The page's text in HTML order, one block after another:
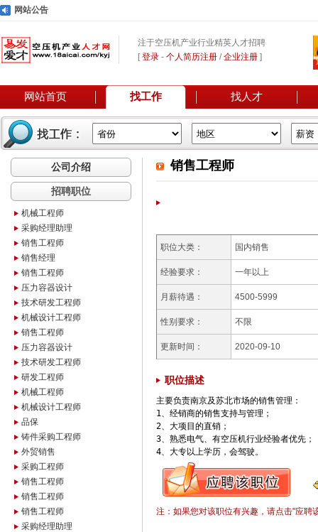
网站公告
注于空压机产业行业精英人才招聘
[登录 - 个人简历注册 /企业注册 ]
网站首页 找工作 找人才
公司介绍
招聘职位
机械工程师
采购经理助理
销售工程师
销售经理
销售工程师
压力容器设计
技术研发工程师
机械设计工程师
销售工程师
压力容器设计
技术研发工程师
研发工程师
机械工程师
机械设计工程师
品保
铸件采购工程师
外贸销售
采购工程师
销售工程师
销售工程师
销售工程师
采购经理助理
销售工程师
职位大类： 国内销售
经验要求： 一年以上
月薪待遇： 4500-5999
性别要求： 不限
更新时间： 2020-09-10
职位描述
主要负责南京及苏北市场的销售管理：
1、经销商的销售支持与管理；
2、大项目的直销；
3、熟悉电气、有空压机行业经验者优先；
4、大专以上学历，会驾驶。
注：如果您对该职位有兴趣，请点击"应聘